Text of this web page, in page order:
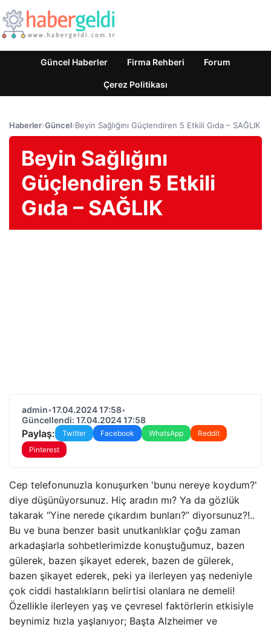
Güncel Haberler Firma Rehberi Forum
Çerez Politikası
Haberler›Güncel›Beyin Sağlığını Güçlendiren 5 Etkili Gıda – SAĞLIK
Beyin Sağlığını
Güçlendiren 5 Etkili
Gıda – SAĞLIK
admin•17.04.2024 17:58•
Güncellendi: 17.04.2024 17:58
Paylaş: Twitter Facebook WhatsApp
Reddit
Pinterest
Cep telefonunuzla konuşurken 'bunu nereye koydum?'
diye düşünüyorsunuz. Hiç aradın mı? Ya da gözlük
takarak “Yine nerede çıkardım bunları?” diyorsunuz?!..
Bu ve buna benzer basit unutkanlıklar çoğu zaman
arkadaşlarla sohbetlerimizde konuştuğumuz, bazen
gülerek, bazen şikayet ederek, bazen de gülerek,
bazen şikayet ederek, peki ya ilerleyen yaş nedeniyle
çok ciddi hastalıkların belirtisi olanlara ne demeli!
Özellikle ilerleyen yaş ve çevresel faktörlerin etkisiyle
beynimiz hızla yaşlanıyor; Başta Alzheimer ve